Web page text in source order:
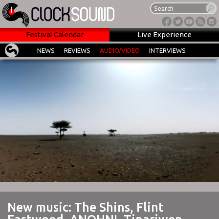
Festival Calendar Live Experience
NEWS REVIEWS AUDIO/VIDEO INTERVIEWS
New music: The Shins, Flint